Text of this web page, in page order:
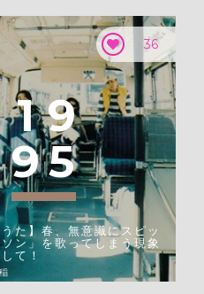
36
1 9
95
うた】春、無意識にスピッ
ン」を歌ってしまう現象
て！